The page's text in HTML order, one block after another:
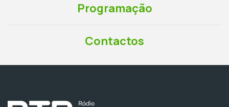
Programação
Contactos